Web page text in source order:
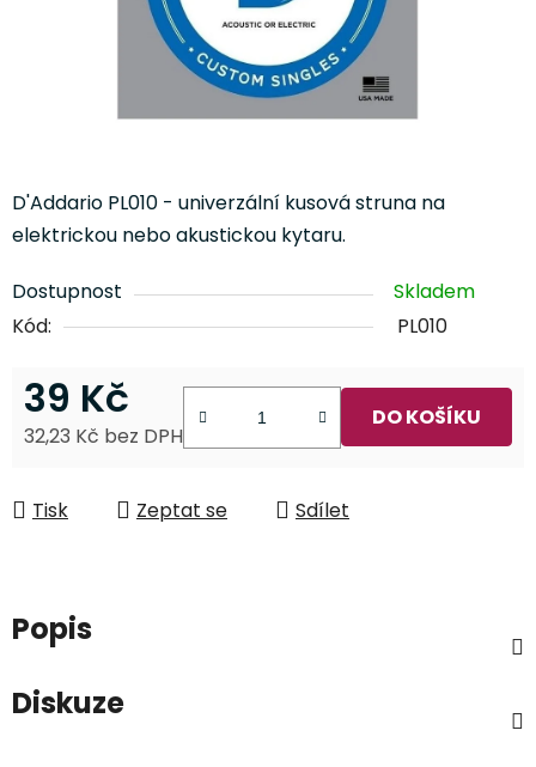
D'Addario PL010 - univerzální kusová struna na
elektrickou nebo akustickou kytaru.
Dostupnost
Skladem
Kód:
PL010
39 Kč
32,23 Kč bez DPH
DO KOŠÍKU
Tisk Zeptat se Sdílet
Popis
Diskuze